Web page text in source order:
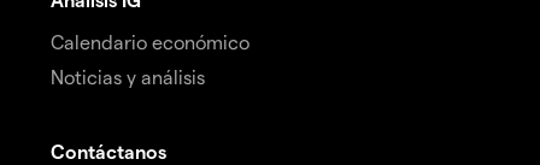
Calendario económico
Noticias y análisis
Contáctanos